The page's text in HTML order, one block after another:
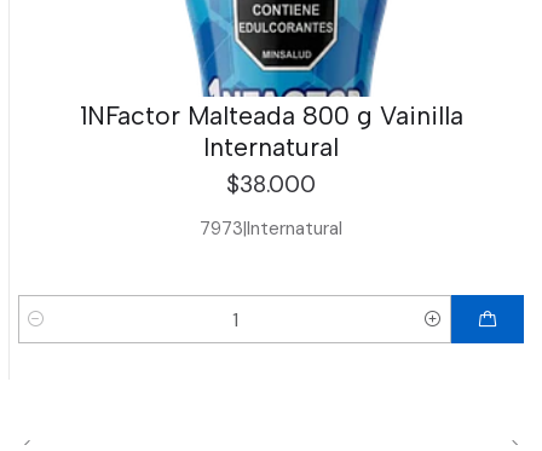
1NFactor Malteada 800 g Vainilla
Internatural
$38.000
7973|Internatural
Cantidad